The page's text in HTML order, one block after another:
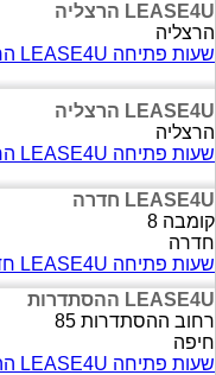
LEASE4U הרצליה
הרצליה
שעות פתיחה LEASE4U הרצליה
LEASE4U הרצליה
הרצליה
שעות פתיחה LEASE4U הרצליה
LEASE4U חדרה
קומבה 8
חדרה
שעות פתיחה LEASE4U חדרה
LEASE4U ההסתדרות
רחוב ההסתדרות 85
חיפה
שעות פתיחה LEASE4U ההסתדרות